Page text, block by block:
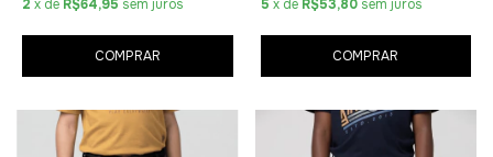
2 x de R$64,95 sem juros
COMPRAR
5 x de R$53,80 sem juros
COMPRAR